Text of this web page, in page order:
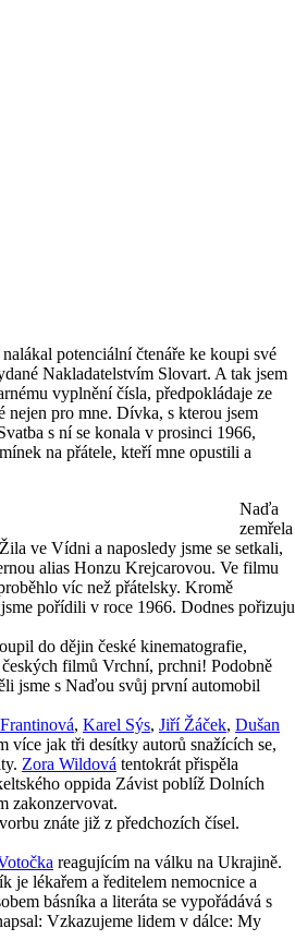
potenciální čtenáře ke koupi své
Nakladatelstvím Slovart. A tak jsem
vyplnění čísla, předpokládaje ze
nejen pro mne. Dívka, s kterou jsem
s ní se konala v prosinci 1966,
na přátele, kteří mne opustili a
Naďa
zemřela
ve Vídni a naposledy jsme se setkali,
alias Honzu Krejcarovou. Ve filmu
víc než přátelsky. Kromě
pořídili v roce 1966. Dodnes pořizuju
do dějin české kinematografie,
filmů Vrchní, prchni! Podobně
jsme s Naďou svůj první automobil
, Karel Sýs, Jiří Žáček, Dušan
více jak tři desítky autorů snažících se,
Zora Wildová tentokrát přispěla
oppida Závist poblíž Dolních
zakonzervovat.
znáte již z předchozích čísel.
reagujícím na válku na Ukrajině.
je lékařem a ředitelem nemocnice a
básníka a literáta se vypořádává s
Vzkazujeme lidem v dálce: My